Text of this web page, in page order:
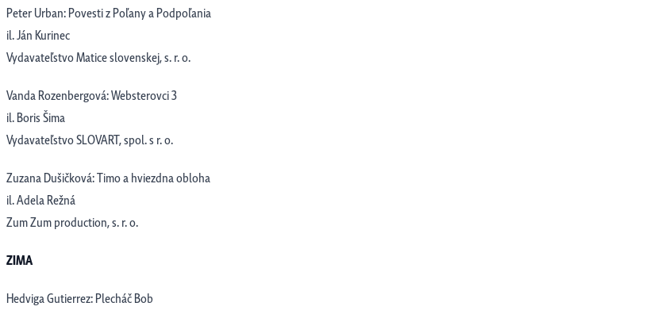
Peter Urban: Povesti z Poľany a Podpoľania
il. Ján Kurinec
Vydavateľstvo Matice slovenskej, s. r. o.
Vanda Rozenbergová: Websterovci 3
il. Boris Šima
Vydavateľstvo SLOVART, spol. s r. o.
Zuzana Dušičková: Timo a hviezdna obloha
il. Adela Režná
Zum Zum production, s. r. o.
ZIMA
Hedviga Gutierrez: Plecháč Bob